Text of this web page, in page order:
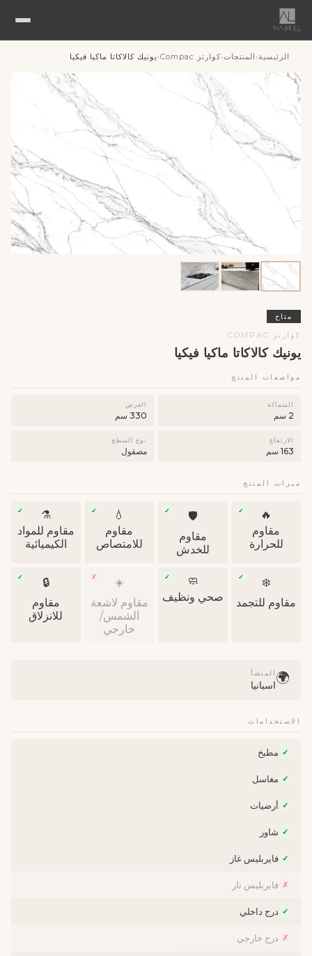
الرئيسية›المنتجات›كوارتز Compac ›يونيك كالاكاتا ماكيا فيكيا
متاح
كوارتز COMPAC
يونيك كالاكاتا ماكيا فيكيا
مواصفات المنتج
السماكة
2 سم
العرض
330 سم
الارتفاع
163 سم
نوع السطح
مصقول
ميزات المنتج
🔥
✓
مقاوم
للحرارة
🛡
✓
مقاوم
للخدش
💧
✓
مقاوم
للامتصاص
⚗️
✓
مقاوم للمواد
الكيميائية
❄️
✓
مقاوم للتجمد
🧼
✓
صحي ونظيف
☀️
✗
مقاوم لاشعة
الشمس/
خارجي
🔒
✓
مقاوم
للانزلاق
🌍 المنشأ
اسبانيا
الاستخدامات
✓ مطبخ
✓ مغاسل
✓ أرضيات
✓ شاور
✓ فايربليس غاز
✗ فايربليس نار
✓ درج داخلي
✗ درج خارجي